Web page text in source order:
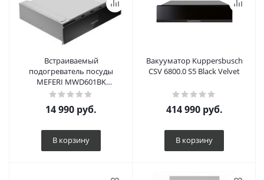
Встраиваемый
подогреватель посуды
MEFERI MWD601BK
COMFORT
14 990 руб.
В корзину
Вакууматор Kuppersbusch
CSV 6800.0 S5 Black Velvet
414 990руб.
В корзину